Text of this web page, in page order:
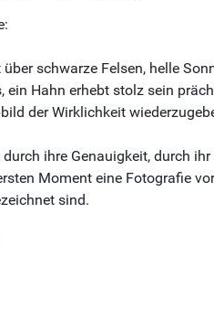
schwarze Felsen, helle
ein Hahn erhebt stolz sein
der Wirklichkeit
durch ihre Genauigkeit, durch
Moment eine Fotografie
sind.